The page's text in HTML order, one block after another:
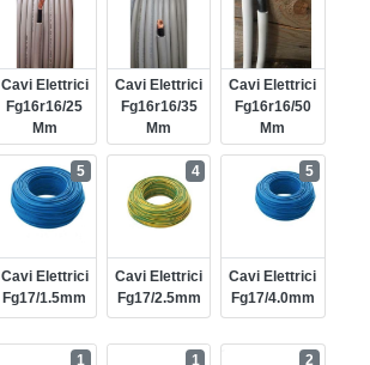
Cavi Elettrici
Fg16r16/25
Mm
Cavi Elettrici
Fg16r16/35
Mm
Cavi Elettrici
Fg16r16/50
Mm
Cavi Elettrici
Fg17/1.5mm
5
Cavi Elettrici
Fg17/2.5mm
4
Cavi Elettrici
Fg17/4.0mm
5
1 1 2